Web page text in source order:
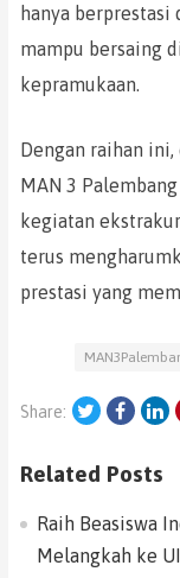
hanya
mampu bersaing
kepramukaan.
Dengan raihan
MAN 3
kegiatan
terus
prestasi yang
Share: Twitter
Related Posts
Raih Beasiswa
Melangkah ke